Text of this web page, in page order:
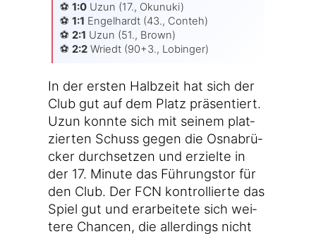
⚽️ 1:0Uzun (17., Okunu­ki)
⚽️ 1:1 Engel­hardt (43., Conteh)
⚽️ 2:1 Uzun (51., Brown)
⚽️ 2:2Wriedt (90+3., Lobinger)
In der ers­ten Halb­zeit hat sich der
Club gut auf dem Platz prä­sen­tiert.
Uzun konn­te sich mit sei­nem plat­
zier­ten Schuss gegen die Osna­brü­
cker durch­set­zen und erziel­te in
der 17. Minu­te das Füh­rungs­tor für
den Club. Der FCN kon­trol­lier­te das
Spiel gut und erar­bei­te­te sich wei­
te­re Chan­cen, die aller­dings nicht